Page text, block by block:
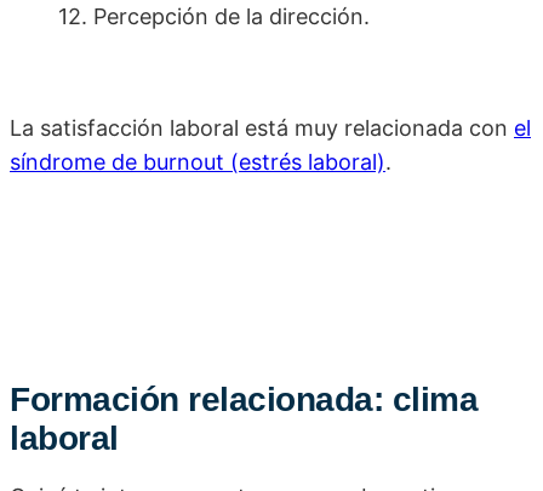
12. Percepción de la dirección.
La satisfacción laboral está muy relacionada con el
síndrome de burnout (estrés laboral).
Formación relacionada: clima
laboral